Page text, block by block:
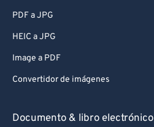
PDF a JPG
HEIC a JPG
Image a PDF
Convertidor de imágenes
Documento & libro electrónico